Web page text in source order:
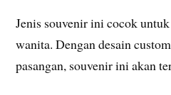
Jenis souvenir ini cocok
wanita. Dengan desain
pasangan, souvenir ini akan